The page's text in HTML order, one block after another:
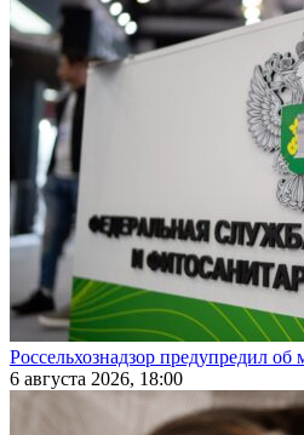
Россельхознадзор предупредил
6 августа 2026, 18:00